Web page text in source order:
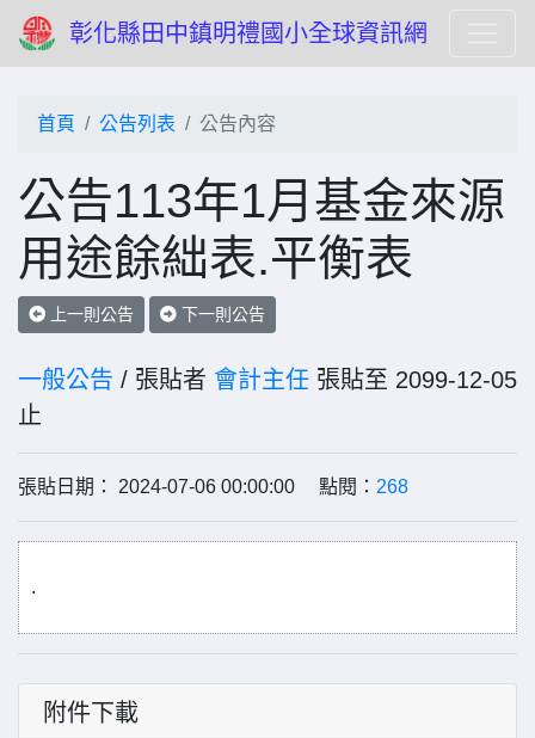
彰化縣田中鎮明禮國小全球資訊網
首頁 公告列表 公告內容
公告113年1月基金來源
用途餘絀表.平衡表
上一則公告 下一則公告
一般公告 / 張貼者 會計主任 張貼至 2099-12-05
止
張貼日期： 2024-07-06 00:00:00 點閱： 268
.
附件下載